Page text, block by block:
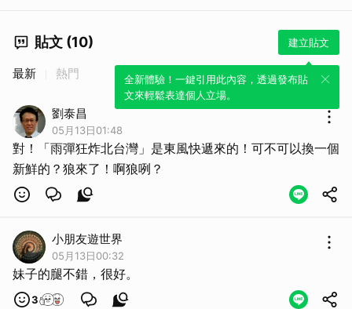
貼文 (10) 建立貼文
全新體驗！一鍵引用此內容，透過發布貼
文來輕鬆表達個人立場。
最新 熱門
劉泰昌
05月13日01:48
對！「雨彈狂炸北台灣」是東風快遞來的！可不可以換一個
新鮮的？狼來了！啊狼咧？
小朋友遊世界
05月13日00:32
妹子的腿不錯，很好。
3
取消